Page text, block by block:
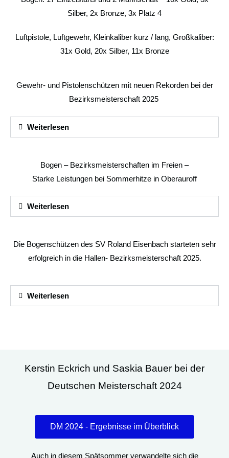
Silber, 2x Bronze, 3x Platz 4
Luftpistole, Luftgewehr, Kleinkaliber kurz / lang, Großkaliber:
31x Gold, 20x Silber, 11x Bronze
Gewehr- und Pistolenschützen mit neuen Rekorden bei der
Bezirksmeisterschaft 2025
Weiterlesen
Bogen – Bezirksmeisterschaften im Freien –
Starke Leistungen bei Sommerhitze in Oberauroff
Weiterlesen
Die Bogenschützen des SV Roland Eisenbach starteten sehr
erfolgreich in die Hallen- Bezirksmeisterschaft 2025.
Weiterlesen
Kerstin Eckrich und Saskia Bauer bei der
Deutschen Meisterschaft 2024
DM 2024 - Ergebnisse im Überblick
Auch in diesem Spätsommer verwandelte sich die